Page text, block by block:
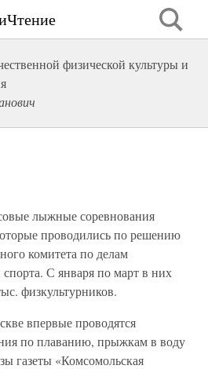
физической культуры и
лыжные соревнования
проводились по решению
комитета по делам
С января по март в них
физкультурников.
впервые проводятся
по плаванию, прыжкам в воду
газеты «Комсомольская